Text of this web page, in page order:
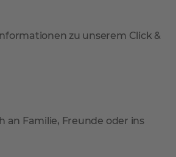
zu unserem Click &
an Familie, Freunde oder ins